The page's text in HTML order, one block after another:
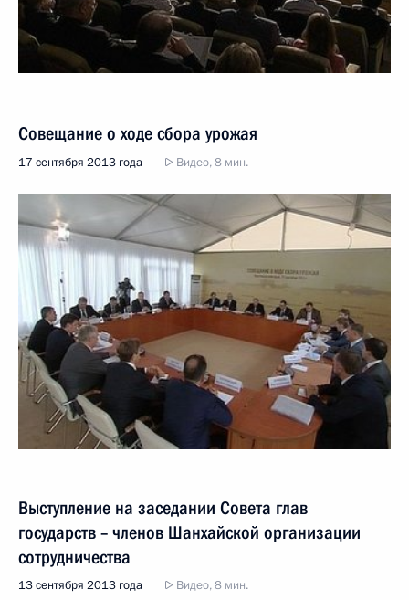
Совещание о ходе сбора урожая
17 сентября 2013 года Видео, 8 мин.
Выступление на заседании Совета глав
государств – членов Шанхайской организации
сотрудничества
13 сентября 2013 года Видео, 8 мин.